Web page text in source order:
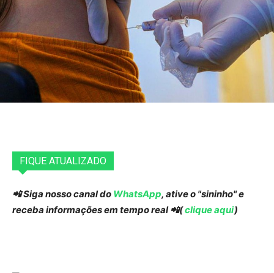
FIQUE ATUALIZADO
📲 Siga nosso canal do WhatsApp, ative o "sininho" e
receba informações em tempo real 📲(clique aqui)